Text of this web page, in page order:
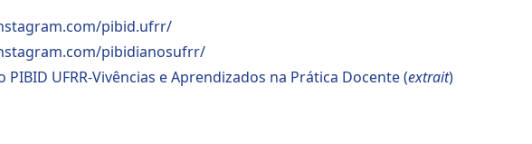
pibid.ufrr/
pibidianosufrr/
PIBID UFRR-Vivências e Aprendizados na Prática Docente (extrait)